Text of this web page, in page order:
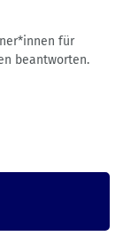
für
beantworten.